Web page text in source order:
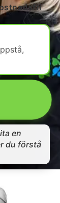
en
du förstå